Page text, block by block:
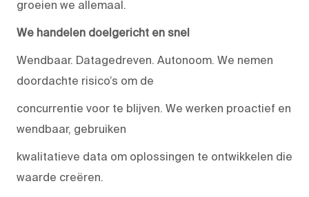
groeien we allemaal.
We handelen doelgericht en snel
Wendbaar. Datagedreven. Autonoom. We nemen
doordachte risico’s om de
concurrentie voor te blijven. We werken proactief en
wendbaar, gebruiken
kwalitatieve data om oplossingen te ontwikkelen die
waarde creëren.